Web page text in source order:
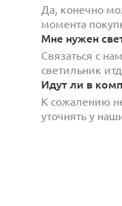
Да, конечно
момента
Мне нужен
Связаться с
светильник
Идут ли в
К сожалению
уточнять у